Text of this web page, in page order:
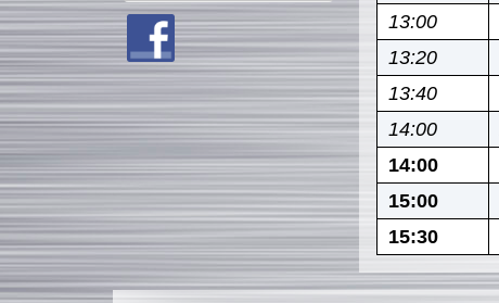
13:00
13:20
13:40
14:00
14:00
15:00
15:30